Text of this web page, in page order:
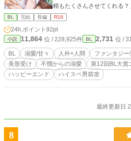
精もたくさんさせてくれる？」 「
ーダーは、一日最低一度は触
に乏しいクロードは触れた時
つ。 触手に犯され熟れきっ
三十路の冒険者（苦労性の
形） 色んなプレイを含みますが、特定攻としかしません。 表
紙はpome村様に描いて頂き
す！！
BL 完結 長編 R18
24h.ポイント 92pt
小説 11,864 位 / 228,925件 BL 2,731 位 /
BL 溺愛/甘々 人外×人間 ファンタジー
美形受け
不憫からの溺愛
第12回BL大賞
ハッピーエンド
ハイスペ男前攻
最終更新日
8